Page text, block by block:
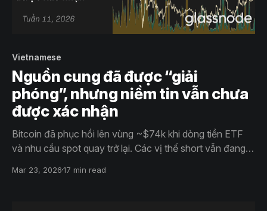
Vietnamese
Nguồn cung đã được “giải
phóng”, nhưng niềm tin vẫn chưa
được xác nhận
Bitcoin đã phục hồi lên vùng ~$74k khi dòng tiền ETF
và nhu cầu spot quay trở lại. Các vị thế short vẫn đang
quyền chọn giảm dần cho thấy điều kiện đang cải thiện
Mar 23, 202617 min read